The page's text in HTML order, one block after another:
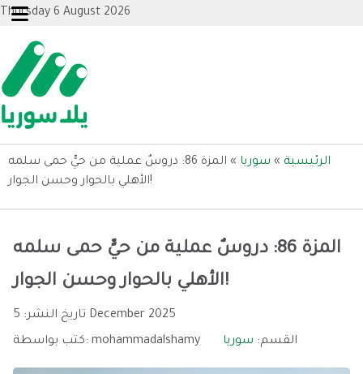
Thursday 6 August 2026
الرئيسية » سوريا »
المزة 86: دروسٌ عملية من حيٍّ حمى سلمه
الأهلي بالحوار وحسن الجوار!
المزة 86: دروسٌ عملية من حيٍّ حمى سلمه
الأهلي بالحوار وحسن الجوار!
تاريخ النشر: 5 December 2025
كتب بواسطة: mohammadalshamy القسم: سوريا